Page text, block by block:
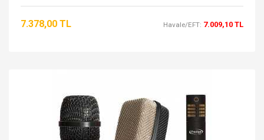
7.378,00 TL Havale/EFT: 7.009,10 TL